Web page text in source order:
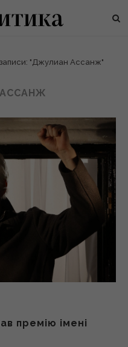
"Джулиан Ассанж"
премію імені